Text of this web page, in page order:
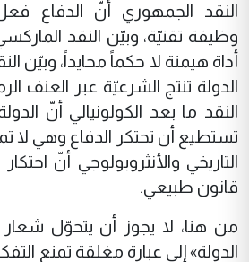
النقد الجمهوري أنّ الدفاع
وظيفة تقنيّة، وبيّن النقد
أداة هيمنة لا حكماً محايداً، وبيّن
الدولة تنتج الشرعيّة عبر العنف
النقد ما بعد الكولونيالي أنّ
تستطيع أن تحتكر الدفاع وهي لا
التاريخي والأنثروبولوجي أنّ
قانون طبيعي.
من هنا، لا يجوز أن يتحوّل
الدولة» إلى عبارة مغلقة تمنع